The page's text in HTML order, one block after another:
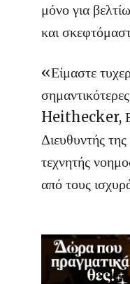
μόνο για
και
«Είμαστε
Heithecker,
Διευθυντής
τεχνητής
από τους